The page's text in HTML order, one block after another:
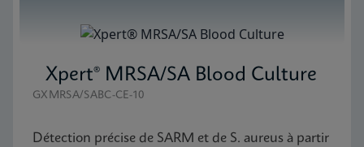
Xpert® MRSA/SA Blood Culture
GXMRSA/SABC-CE-10
Détection précise de SARM et de S. aureus à partir